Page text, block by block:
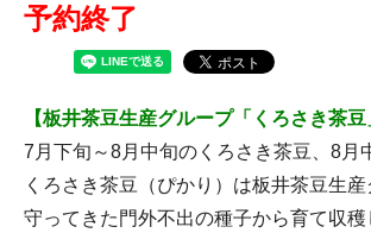
予約終了
【板井茶豆生産グループ「くろさき茶豆
7月下旬～8月中旬のくろさき茶豆、8月
くろさき茶豆（ぴかり）は板井茶豆生
守ってきた門外不出の種子から育て収